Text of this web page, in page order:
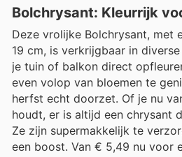
Bolchrysant: Kleurrijk
Deze vrolijke Bolchrysant, met
19 cm, is verkrijgbaar in
je tuin of balkon direct
even volop van bloemen te
herfst echt doorzet. Of je nu
houdt, er is altijd een chrysant
Ze zijn supermakkelijk te
een boost. Van € 5,49 nu voor